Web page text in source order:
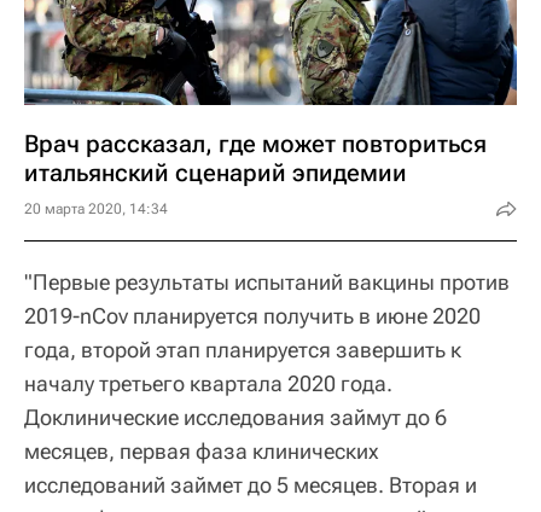
Врач рассказал, где может повториться
итальянский сценарий эпидемии
20 марта 2020, 14:34
"Первые результаты испытаний вакцины против
2019-nCov планируется получить в июне 2020
года, второй этап планируется завершить к
началу третьего квартала 2020 года.
Доклинические исследования займут до 6
месяцев, первая фаза клинических
исследований займет до 5 месяцев. Вторая и